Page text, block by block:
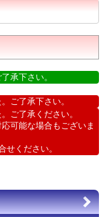
承下さい。
ご了承下さい。
ご了承ください。
可能な場合もございま
せください。